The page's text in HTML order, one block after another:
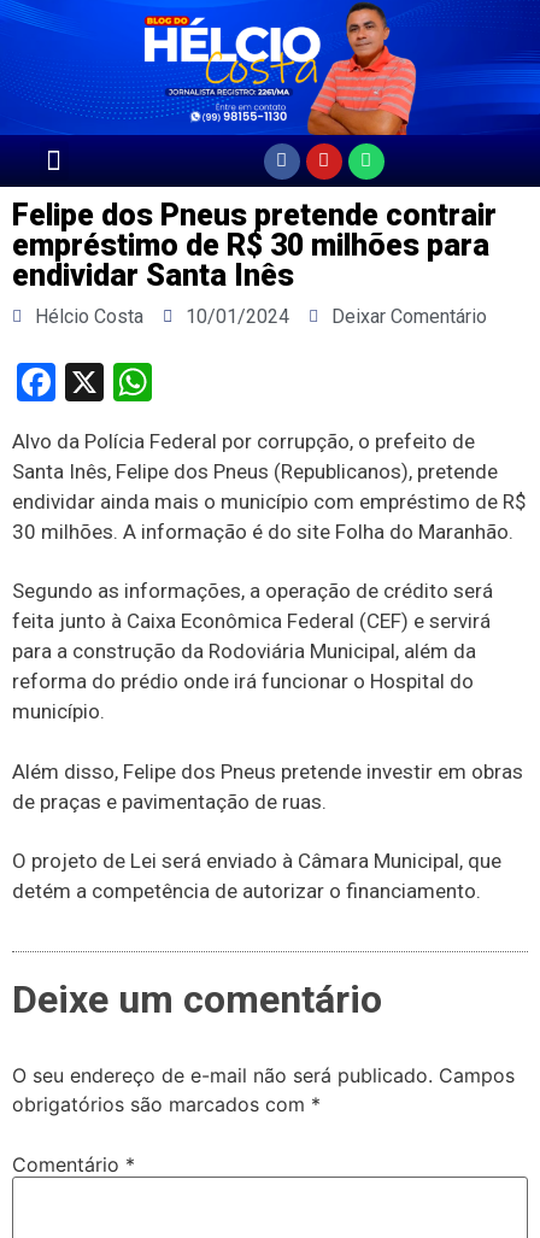
Felipe dos Pneus pretende contrair
empréstimo de R$ 30 milhões para
endividar Santa Inês
Hélcio Costa 10/01/2024 Deixar Comentário
Facebook
X
Alvo da Polícia Federal por corrupção, o prefeito de
Santa Inês, Felipe dos Pneus (Republicanos), pretende
endividar ainda mais o município com empréstimo de R$
30 milhões. A informação é do site Folha do Maranhão.
Segundo as informações, a operação de crédito será
feita junto à Caixa Econômica Federal (CEF) e servirá
para a construção da Rodoviária Municipal, além da
reforma do prédio onde irá funcionar o Hospital do
município.
Além disso, Felipe dos Pneus pretende investir em obras
de praças e pavimentação de ruas.
O projeto de Lei será enviado à Câmara Municipal, que
detém a competência de autorizar o financiamento.
Deixe um comentário
O seu endereço de e-mail não será publicado. Campos
obrigatórios são marcados com *
Comentário *